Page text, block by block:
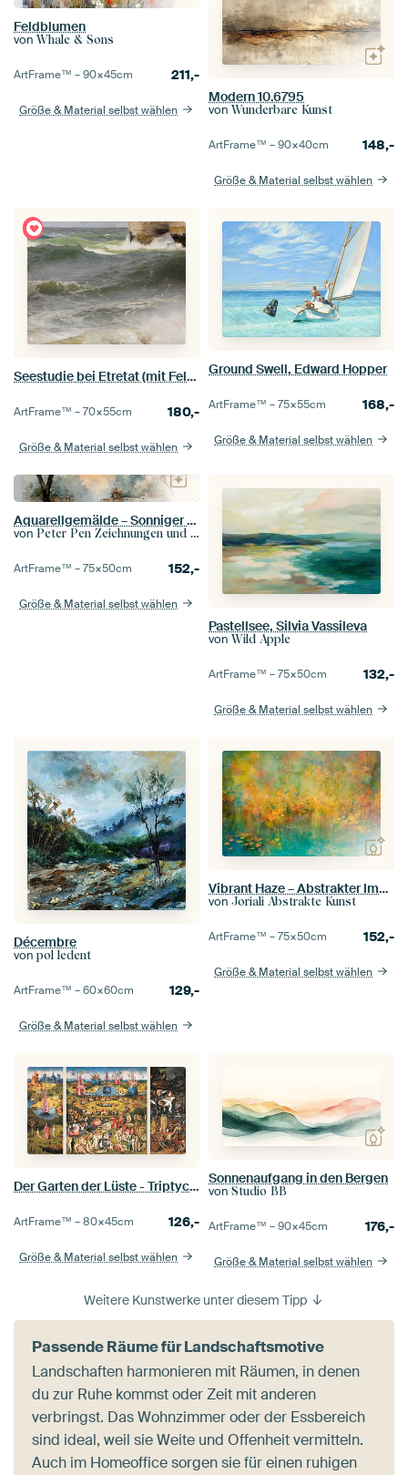
Feldblumen
von Whale & Sons
ArtFrame™ –90×45cm 211,-
Größe & Material selbst wählen
Modern 10.6795
von Wunderbare Kunst
ArtFrame™ –90×40cm 148,-
Größe & Material selbst wählen
Seestudie bei Etretat (mit Felsenufer rechts), Johann Wilhelm Schirmer
ArtFrame™ –70×55cm 180,-
Größe & Material selbst wählen
Ground Swell, Edward Hopper
ArtFrame™ –75×55cm 168,-
Größe & Material selbst wählen
Aquarellgemälde – Sonniger Innenhof bei Sonnenuntergang
von Peter Pen Zeichnungen und Gemälde
ArtFrame™ –75×50cm 152,-
Größe & Material selbst wählen
Pastellsee, Silvia Vassileva
von Wild Apple
ArtFrame™ –75×50cm 132,-
Größe & Material selbst wählen
Décembre
von pol ledent
ArtFrame™ –60×60cm 129,-
Größe & Material selbst wählen
Vibrant Haze – Abstrakter Impressionismus in sanften Farben, Abstrakt, Impressionismus
von Joriali Abstrakte Kunst
ArtFrame™ –75×50cm 152,-
Größe & Material selbst wählen
Der Garten der Lüste - Triptychon - Hieronymus Bosch
ArtFrame™ –80×45cm 126,-
Größe & Material selbst wählen
Sonnenaufgang in den Bergen
von Studio BB
ArtFrame™ –90×45cm 176,-
Größe & Material selbst wählen
Weitere Kunstwerke unter diesem Tipp
Passende Räume für Landschaftsmotive
Landschaften harmonieren mit Räumen, in denen
du zur Ruhe kommst oder Zeit mit anderen
verbringst. Das Wohnzimmer oder der Essbereich
sind ideal, weil sie Weite und Offenheit vermitteln.
Auch im Homeoffice sorgen sie für einen ruhigen